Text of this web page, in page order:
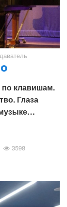
клавишам.
Глаза
3598